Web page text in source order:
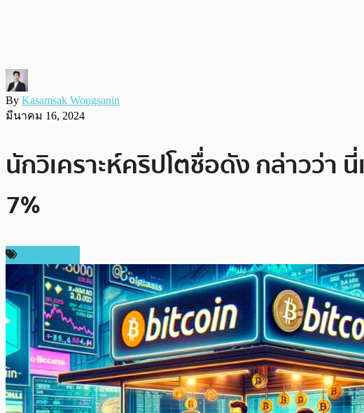
By Kasamsak Wongsanin
มีนาคม 16, 2024
นักวิเคราะห์คริปโตชื่อดัง กล่าวว่า
7%